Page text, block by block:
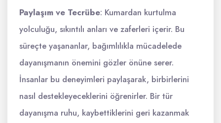
Paylaşım ve Tecrübe: Kumardan kurtulma
yolculuğu, sıkıntılı anları ve zaferleri içerir. Bu
süreçte yaşananlar, bağımlılıkla mücadelede
dayanışmanın önemini gözler önüne serer.
İnsanlar bu deneyimleri paylaşarak, birbirlerini
nasıl destekleyeceklerini öğrenirler. Bir tür
dayanışma ruhu, kaybettiklerini geri kazanmak